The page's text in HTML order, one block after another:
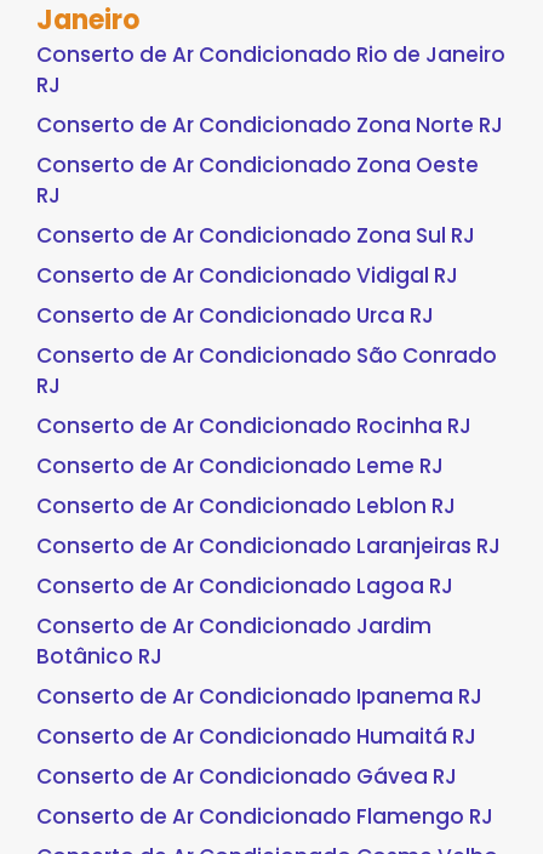
Janeiro
Conserto de Ar Condicionado Rio de Janeiro
RJ
Conserto de Ar Condicionado Zona Norte RJ
Conserto de Ar Condicionado Zona Oeste
RJ
Conserto de Ar Condicionado Zona Sul RJ
Conserto de Ar Condicionado Vidigal RJ
Conserto de Ar Condicionado Urca RJ
Conserto de Ar Condicionado São Conrado
RJ
Conserto de Ar Condicionado Rocinha RJ
Conserto de Ar Condicionado Leme RJ
Conserto de Ar Condicionado Leblon RJ
Conserto de Ar Condicionado Laranjeiras RJ
Conserto de Ar Condicionado Lagoa RJ
Conserto de Ar Condicionado Jardim
Botânico RJ
Conserto de Ar Condicionado Ipanema RJ
Conserto de Ar Condicionado Humaitá RJ
Conserto de Ar Condicionado Gávea RJ
Conserto de Ar Condicionado Flamengo RJ